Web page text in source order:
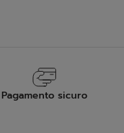
Pagamento sicuro